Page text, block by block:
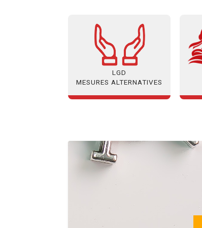
LGD
MESURES ALTERNATIVES